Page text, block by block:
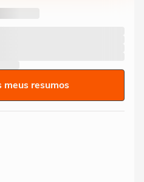
meus resumos